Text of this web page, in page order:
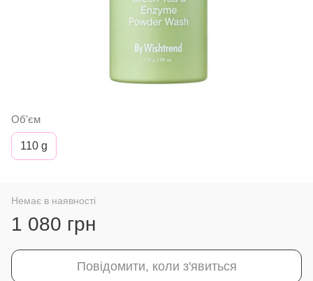
Об'єм
110 g
Немає в наявності
1 080 грн
Повідомити, коли з'явиться